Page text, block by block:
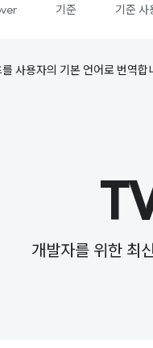
기준 기준 사
사용자의 기본 언어로 번역
개발자를 위한 최